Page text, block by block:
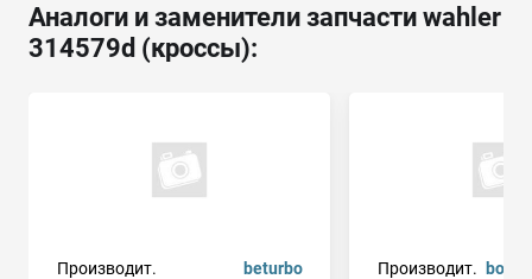
Аналоги и заменители запчасти wahler
314579d (кроссы):
Производит.
beturbo
Производит.